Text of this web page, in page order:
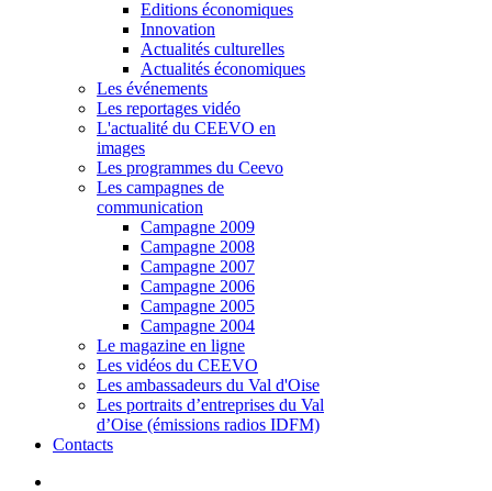
Editions économiques
Innovation
Actualités culturelles
Actualités économiques
Les événements
Les reportages vidéo
L'actualité du CEEVO en
images
Les programmes du Ceevo
Les campagnes de
communication
Campagne 2009
Campagne 2008
Campagne 2007
Campagne 2006
Campagne 2005
Campagne 2004
Le magazine en ligne
Les vidéos du CEEVO
Les ambassadeurs du Val d'Oise
Les portraits d’entreprises du Val
d’Oise (émissions radios IDFM)
Contacts